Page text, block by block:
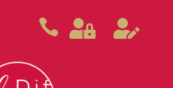
  